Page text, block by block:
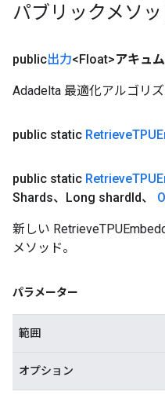
パブリックメソッ
public出力<Float>アキュ
Adadelta 最適化アルゴリ
public static Retrieve
public static Retrieve
Shards、Long shardId、
新しい
メソッド。
パラメーター
範囲
オプション